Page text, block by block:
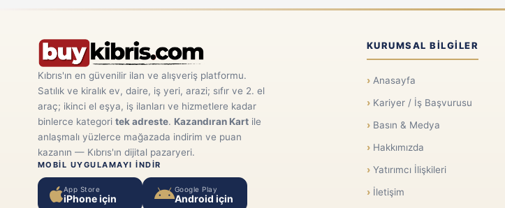
Kıbrıs'ın en güvenilir ilan ve alışveriş platformu.
Satılık ve kiralık ev, daire, iş yeri, arazi; sıfır ve 2. el
araç; ikinci el eşya, iş ilanları ve hizmetlere kadar
binlerce kategori tek adreste. Kazandıran Kartile
anlaşmalı yüzlerce mağazada indirim ve puan
kazanın — Kıbrıs'ın dijital pazaryeri.
MOBIL UYGULAMAYI INDIR
App Store
iPhone için
Google Play
Android için
KURUMSAL BILGILER
Anasayfa
Kariyer / İş Başvurusu
Basın & Medya
Hakkımızda
Yatırımcı İlişkileri
İletişim